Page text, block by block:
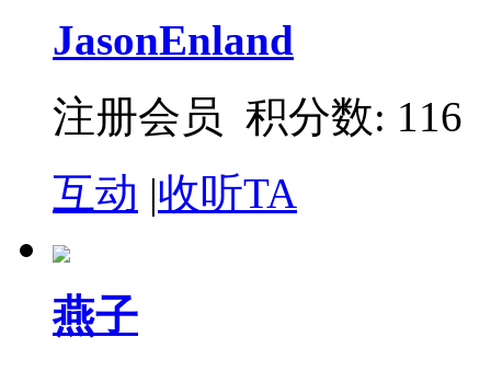
JasonEnland
注册会员 积分数: 116
互动 |收听TA
燕子